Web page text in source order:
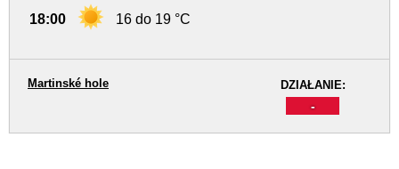
18:00 16 do 19 °C
DZIAŁANIE:
-
Martinské hole